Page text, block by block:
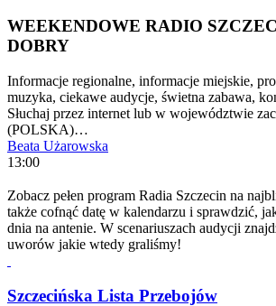
WEEKENDOWE RADIO
DOBRY
Informacje regionalne, informacje miejskie,
muzyka, ciekawe audycje, świetna zabawa,
Słuchaj przez internet lub w województwie
(POLSKA)…
Beata Użarowska
13:00
Zobacz pełen program Radia Szczecin na
także cofnąć datę w kalendarzu i sprawdzić,
dnia na antenie. W scenariuszach audycji
uworów jakie wtedy graliśmy!
Szczecińska Lista Przebojów